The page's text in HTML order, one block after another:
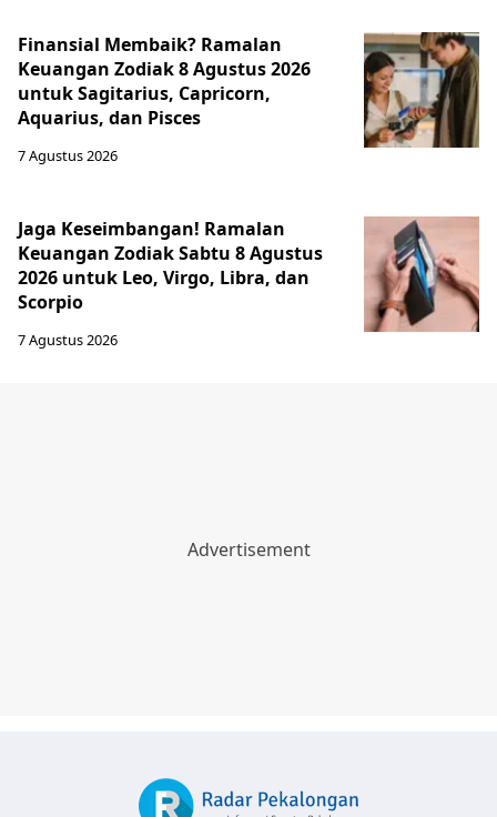
Finansial Membaik? Ramalan
Keuangan Zodiak 8 Agustus 2026
untuk Sagitarius, Capricorn,
Aquarius, dan Pisces
7 Agustus 2026
Jaga Keseimbangan! Ramalan
Keuangan Zodiak Sabtu 8 Agustus
2026 untuk Leo, Virgo, Libra, dan
Scorpio
7 Agustus 2026